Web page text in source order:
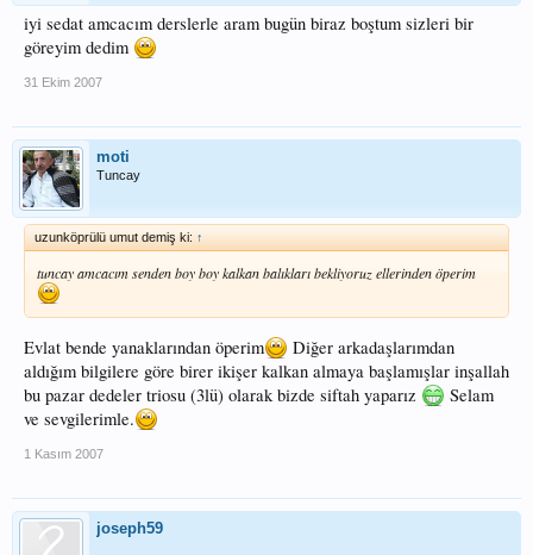
iyi sedat amcacım derslerle aram bugün biraz boştum sizleri bir
göreyim dedim
31 Ekim 2007
moti
Tuncay
uzunköprülü umut demiş ki: ↑
tuncay amcacım senden boy boy kalkan balıkları bekliyoruz ellerinden öperim
Evlat bende yanaklarından öperim
Diğer arkadaşlarımdan
aldığım bilgilere göre birer ikişer kalkan almaya başlamışlar inşallah
bu pazar dedeler triosu (3lü) olarak bizde siftah yaparız
Selam
ve sevgilerimle.
1 Kasım 2007
joseph59